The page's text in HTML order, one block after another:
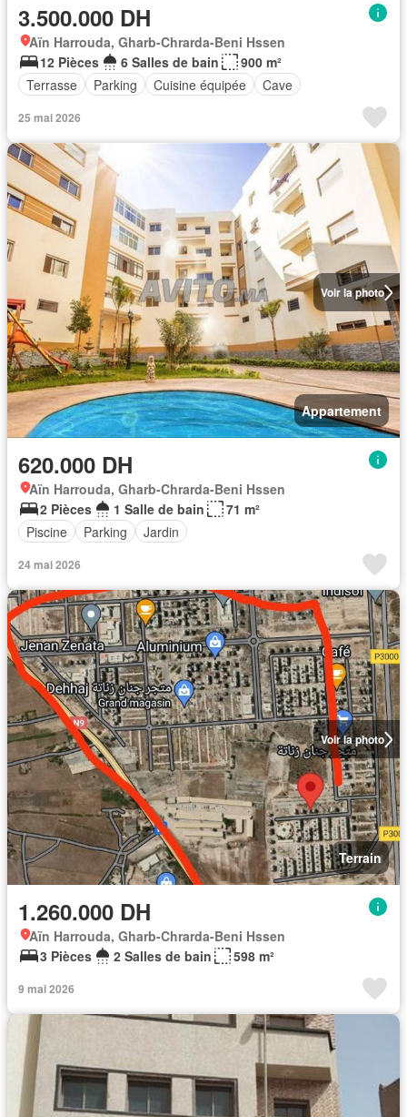
3.500.000 DH
Aïn Harrouda, Gharb-Chrarda-Beni Hssen
12 Pièces
6 Salles de bain
900 m²
Terrasse
Parking Cuisine équipée Cave
25 mai 2026
Voir la photo
Appartement
620.000 DH
Aïn Harrouda, Gharb-Chrarda-Beni Hssen
2 Pièces
1 Salle de bain
71 m²
Piscine
Parking Jardin
24 mai 2026
Voir la photo
Terrain
1.260.000 DH
Aïn Harrouda, Gharb-Chrarda-Beni Hssen
3 Pièces
2 Salles de bain 598 m²
9 mai 2026